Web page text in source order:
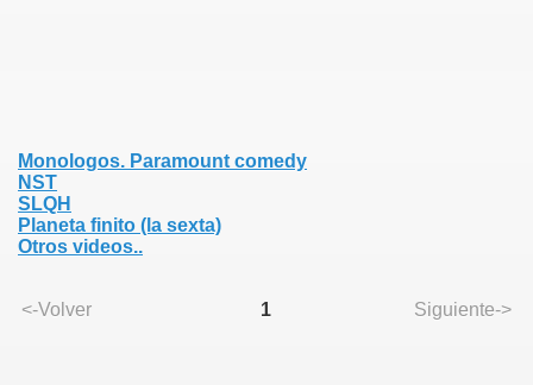
Monologos. Paramount comedy
NST
SLQH
Planeta finito (la sexta)
Otros videos..
<-Volver 1 Siguiente->